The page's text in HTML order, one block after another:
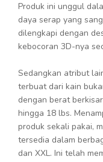
Produk ini unggul
daya serap yang
dilengkapi dengan
kebocoran 3D-nya
Sedangkan atribut
terbuat dari kain
dengan berat
hingga 18 lbs.
produk sekali pakai,
tersedia dalam
dan XXL. Ini telah